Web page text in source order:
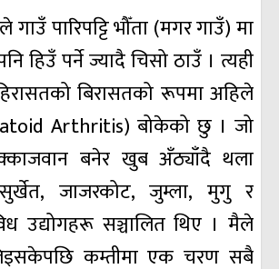
गाउँ पारिपट्टि भौँता (मगर गाउँ) मा
हिउँ पर्ने ज्यादै चिसो ठाउँ । त्यही
बिरासतको रूपमा अहिले
Arthritis) बोकेको छु । जो
बनेर खुब अँठ्याँदै थला
जाजरकोट, जुम्ला, मुगु र
उद्योगहरू सञ्चालित थिए । मैले
कम्तीमा एक चरण सबै